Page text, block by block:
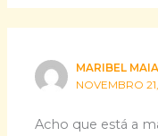
MARIBEL MAIA
NOVEMBRO
Acho que está a